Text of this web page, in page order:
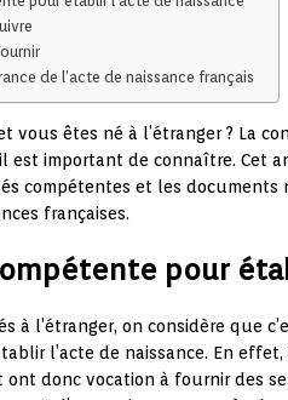
de l’acte de naissance français
vous êtes né à l’étranger ? La
est important de connaître. Cet
compétentes et les documents
françaises.
pour
à l’étranger, on considère que
l’acte de naissance. En
ont donc vocation à fournir des